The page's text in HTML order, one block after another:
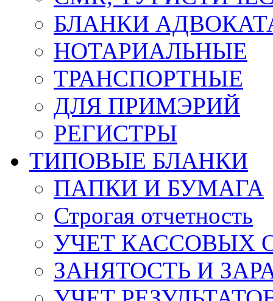
БЛАНКИ
НОТАРИАЛЬНЫЕ
ТРАНСПОРТНЫЕ
ДЛЯ ПРИМЭРИЙ
РЕГИСТРЫ
ТИПОВЫЕ БЛАНКИ
ПАПКИ И БУМАГА
Строгая отчетность
УЧЕТ КАССОВЫХ
ЗАНЯТОСТЬ И